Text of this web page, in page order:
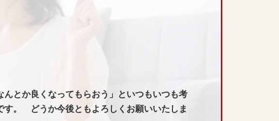
とか良くなってもらおう」といつもいつも考
。 どうか今後ともよろしくお願いいたしま